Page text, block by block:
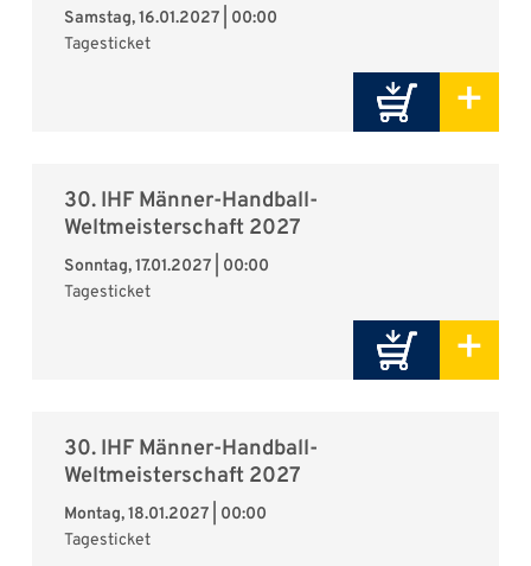
Samstag, 16.01.2027 | 00:00
Tagesticket
+
30. IHF Männer-Handball-
Weltmeisterschaft 2027
Sonntag, 17.01.2027 | 00:00
Tagesticket
+
30. IHF Männer-Handball-
Weltmeisterschaft 2027
Montag, 18.01.2027 | 00:00
Tagesticket